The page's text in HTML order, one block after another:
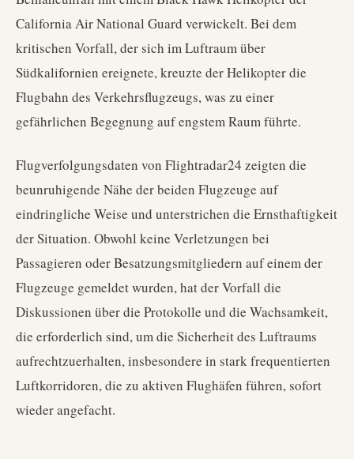
California Air National Guard verwickelt. Bei dem
kritischen Vorfall, der sich im Luftraum über
Südkalifornien ereignete, kreuzte der Helikopter die
Flugbahn des Verkehrsflugzeugs, was zu einer
gefährlichen Begegnung auf engstem Raum führte.
Flugverfolgungsdaten von Flightradar24 zeigten die
beunruhigende Nähe der beiden Flugzeuge auf
eindringliche Weise und unterstrichen die Ernsthaftigkeit
der Situation. Obwohl keine Verletzungen bei
Passagieren oder Besatzungsmitgliedern auf einem der
Flugzeuge gemeldet wurden, hat der Vorfall die
Diskussionen über die Protokolle und die Wachsamkeit,
die erforderlich sind, um die Sicherheit des Luftraums
aufrechtzuerhalten, insbesondere in stark frequentierten
Luftkorridoren, die zu aktiven Flughäfen führen, sofort
wieder angefacht.